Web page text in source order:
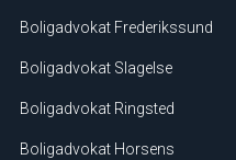
Boligadvokat Frederikssund
Boligadvokat Slagelse
Boligadvokat Ringsted
Boligadvokat Horsens